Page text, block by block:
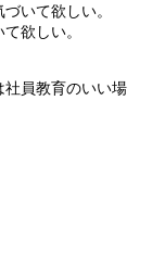
いて欲しい。
欲しい。
社員教育のいい場